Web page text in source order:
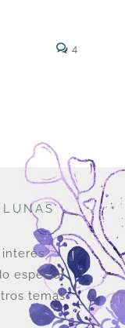
4
LUNAS
especial
temas